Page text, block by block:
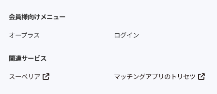
会員様向けメニュー
オープラス
ログイン
関連サービス
スーペリア
マッチングアプリのトリセツ